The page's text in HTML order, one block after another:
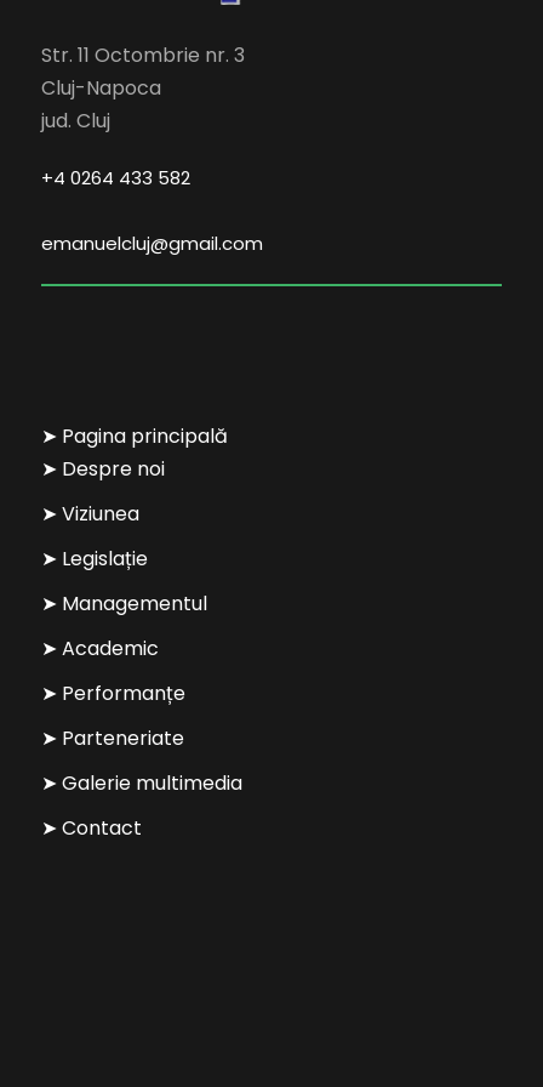
Str. 11 Octombrie nr. 3
Cluj-Napoca
jud. Cluj
+4 0264 433 582
emanuelcluj@gmail.com
➤ Pagina principală
➤ Despre noi
➤ Viziunea
➤ Legislație
➤ Managementul
➤ Academic
➤ Performanțe
➤ Parteneriate
➤ Galerie multimedia
➤ Contact